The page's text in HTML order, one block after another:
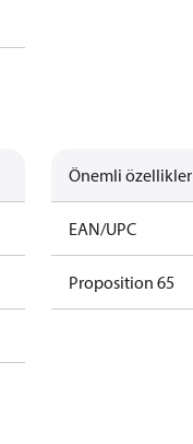
Önemli özellikler
EAN/UPC
Proposition 65